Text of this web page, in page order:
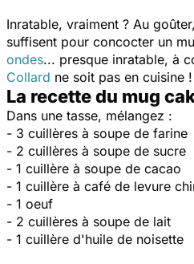
Inratable, vraiment ? Au
suffisent pour concocter un
ondes... presque inratable, à
Collard ne soit pas en cuisine !
La recette du mug
Dans une tasse, mélangez :
- 3 cuillères à soupe de farine
- 2 cuillères à soupe de sucre
- 1 cuillère à soupe de cacao
- 1 cuillère à café de levure
- 1 oeuf
- 2 cuillères à soupe de lait
- 1 cuillère d'huile de noisette